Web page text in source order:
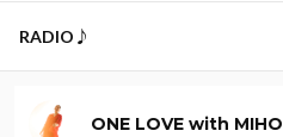
RADIO♪
ONE LOVE with MIHO